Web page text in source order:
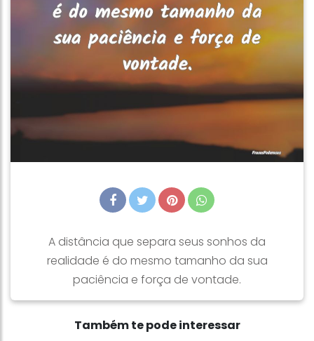
A distância que separa seus sonhos da
realidade é do mesmo tamanho da sua
paciência e força de vontade.
Também te pode interessar